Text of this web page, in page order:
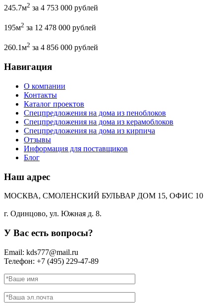
245.7м2 за 4 753 000 рублей
195м2 за 12 478 000 рублей
260.1м2 за 4 856 000 рублей
Навигация
О компании
Контакты
Каталог проектов
Спецпредложения на дома из пеноблоков
Спецпредложения на дома из керамоблоков
Спецпредложения на дома из кирпича
Отзывы
Информация для поставщиков
Блог
Наш адрес
МОСКВА, СМОЛЕНСКИЙ БУЛЬВАР ДОМ 15, ОФИС 10
г. Одинцово, ул. Южная д. 8.
У Вас есть вопросы?
Email: kds777@mail.ru
Телефон: +7 (495) 229-47-89